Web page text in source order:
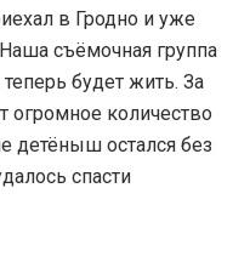
в Гродно и уже
съёмочная группа
будет жить. За
огромное количество
детёныш остался без
спасти